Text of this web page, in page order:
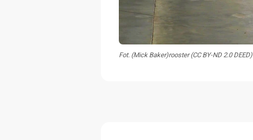
Fot. (Mick Baker)rooster (CC BY-ND 2.0 DEED)